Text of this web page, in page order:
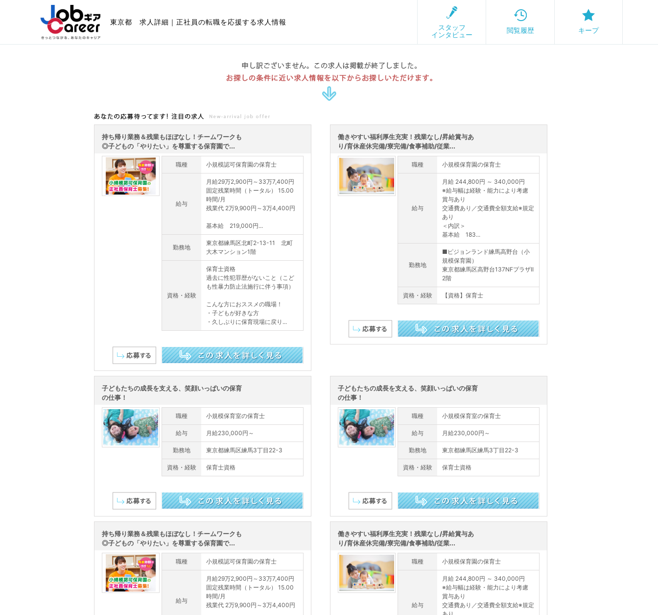
東京都 求人詳細｜正社員の転職を応援する求人情報
スタッフ
インタビュー
閲覧履歴 キープ
あなたの応募待ってます!注目の求人
持ち帰り業務＆残業もほぼなし！チームワークも
◎子どもの「やりたい」を尊重する保育園で...
職種 小規模認可保育園の保育士
給与
月給29万2,900円～33万7,400円
固定残業時間（トータル） 15.00
時間/月
残業代 2万9,900円～3万4,400円
基本給 219,000円...
勤務地
東京都練馬区北町2-13-11 北町
大木マンション1階
資格・経験
保育士資格
過去に性犯罪歴がないこと（こど
も性暴力防止法施行に伴う事項）
こんな方におススメの職場！
・子どもが好きな方
・久しぶりに保育現場に戻り...
働きやすい福利厚生充実！残業なし/昇給賞与あ
り/育休産休完備/寮完備/食事補助/従業...
職種 小規模保育園の保育士
給与
月給 244,800円 ～ 340,000円
※給与幅は経験・能力により考慮
賞与あり
交通費あり／交通費全額支給※規定
あり
＜内訳＞
基本給 183...
勤務地
■ピジョンランド練馬高野台（小
規模保育園）
東京都練馬区高野台137NFプラザII
2階
資格・経験 【資格】保育士
子どもたちの成長を支える、笑顔いっぱいの保育
の仕事！
職種 小規模保育室の保育士
給与 月給230,000円～
勤務地 東京都練馬区練馬3丁目22-3
資格・経験 保育士資格
子どもたちの成長を支える、笑顔いっぱいの保育
の仕事！
職種 小規模保育室の保育士
給与 月給230,000円～
勤務地 東京都練馬区練馬3丁目22-3
資格・経験 保育士資格
持ち帰り業務＆残業もほぼなし！チームワークも
◎子どもの「やりたい」を尊重する保育園で...
職種 小規模認可保育園の保育士
給与
月給29万2,900円～33万7,400円
固定残業時間（トータル） 15.00
時間/月
残業代 2万9,900円～3万4,400円
働きやすい福利厚生充実！残業なし/昇給賞与あ
り/育休産休完備/寮完備/食事補助/従業...
職種 小規模保育園の保育士
給与
月給 244,800円 ～ 340,000円
※給与幅は経験・能力により考慮
賞与あり
交通費あり／交通費全額支給※規定